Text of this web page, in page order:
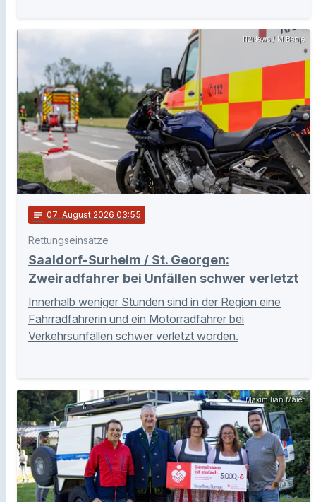
112News / M.Benje
notes 07. August 2026 03:55
Rettungseinsätze
Saaldorf-Surheim / St. Georgen:
Zweiradfahrer bei Unfällen schwer verletzt
Innerhalb weniger Stunden sind in der Region eine
Fahrradfahrerin und ein Motorradfahrer bei
Verkehrsunfällen schwer verletzt worden.
Maximilian Maier